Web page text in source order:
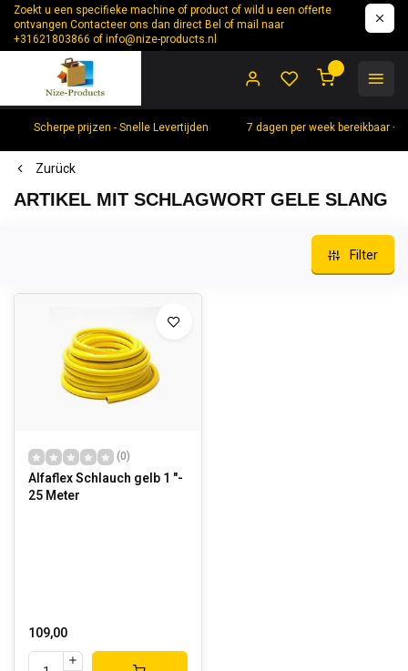
Zoekt u een specifieke machine of product of wild u een offerte
ontvangen Contacteer ons dan direct Bel of mail naar
+31621803866 ofinfo@nize-products.nl
Scherpe prijzen - Snelle Levertijden 7 dagen per week bereikbaar
Zurück
ARTIKEL MIT SCHLAGWORT GELE SLANG
Filter
(0)
Alfaflex Schlauch gelb 1 "-
25 Meter
109,00